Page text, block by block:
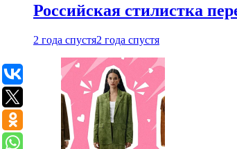
Российская стилистка
2 года спустя2 года спустя